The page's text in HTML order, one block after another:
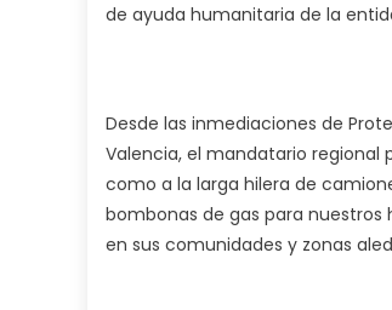
de ayuda humanitaria de la
Desde las inmediaciones de
Valencia, el mandatario regional
como a la larga hilera de
bombonas de gas para nuestros
en sus comunidades y zonas